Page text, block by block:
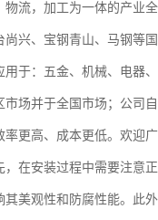
流，加工为一体的产业
兴、宝钢青山、马钢等
于：五金、机械、电器
场并于全国市场；公司
更高、成本更低。欢迎广
在安装过程中需要注意
美观性和防腐性能。此